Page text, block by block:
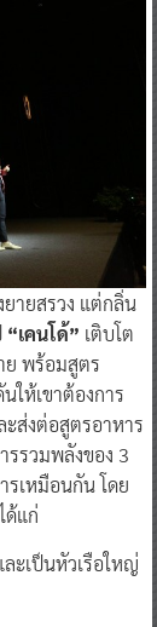
ยายสรวง แต่กลิ่น
“เคนโด้” เติบโต
ย พร้อมสูตร
ให้เขาต้องการ
ส่งต่อสูตรอาหาร
รวมพลังของ 3
เหมือนกัน โดย
ด้แก่
ะเป็นหัวเรือใหญ่